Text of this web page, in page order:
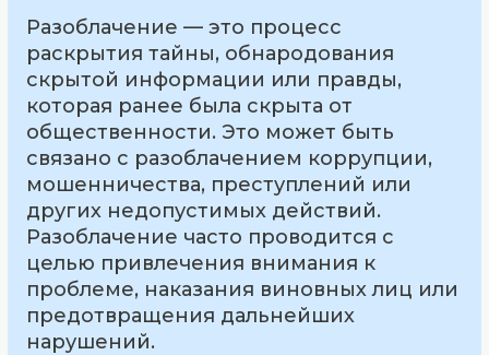
Разоблачение — это процесс
раскрытия тайны, обнародования
скрытой информации или правды,
которая ранее была скрыта от
общественности. Это может быть
связано с разоблачением коррупции,
мошенничества, преступлений или
других недопустимых действий.
Разоблачение часто проводится с
целью привлечения внимания к
проблеме, наказания виновных лиц или
предотвращения дальнейших
нарушений.